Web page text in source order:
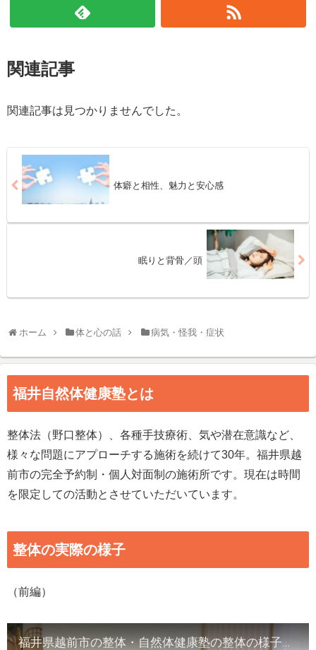
関連記事
関連記事は見つかりませんでした。
体癖と相性、魅力と安心感
眠りと背骨／頭
ホーム 体と心の話 病気・怪我・症状
福井自然体健康塾とは
整体法（野口整体）、各種手技療術、気や潜在意識など、
様々な問題にアプローチする施術を続けて30年。福井県越
前市の完全予約制・個人対面制の施術所です。現在は時間
を限定しての活動とさせていただいています。
整体の実際の様子
（前編）
福井県越前市の整体・自然体健康塾の整体の様子（1）背骨の観察／骨盤他